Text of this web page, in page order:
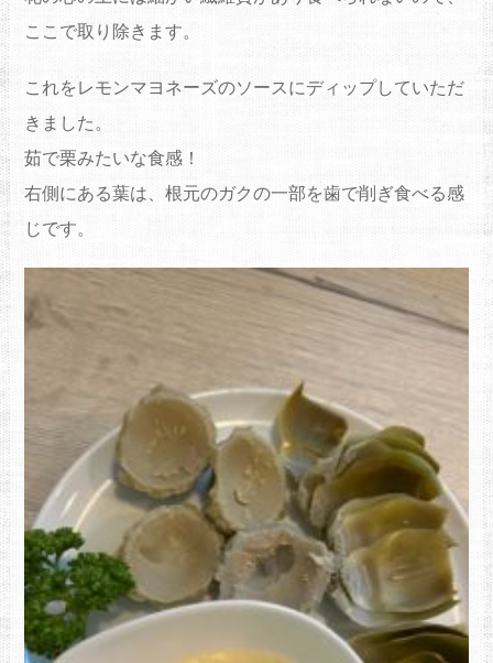
ここで取り除きます。
これをレモンマヨネーズのソースにディップしていただ
きました。
茹で栗みたいな食感！
右側にある葉は、根元のガクの一部を歯で削ぎ食べる感
じです。